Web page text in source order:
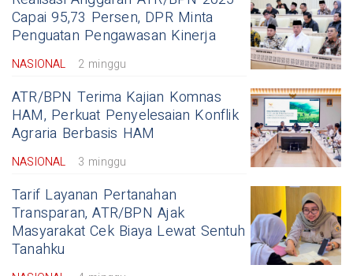
Capai 95,73 Persen, DPR Minta
Penguatan Pengawasan Kinerja
NASIONAL 2 minggu
ATR/BPN Terima Kajian Komnas
HAM, Perkuat Penyelesaian Konflik
Agraria Berbasis HAM
NASIONAL 3 minggu
Tarif Layanan Pertanahan
Transparan, ATR/BPN Ajak
Masyarakat Cek Biaya Lewat Sentuh
Tanahku